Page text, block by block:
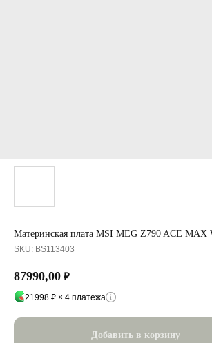
Материнская плата MSI MEG Z790 ACE MAX
SKU: BS113403
87990,00 ₽
21998 ₽ × 4 платежа
Добавить в корзину